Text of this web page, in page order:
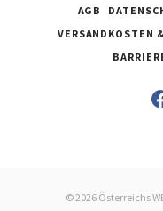
AGB
VERSANDKOSTEN
© 2026 Österreichs